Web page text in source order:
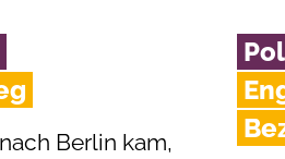
Berlin kam,